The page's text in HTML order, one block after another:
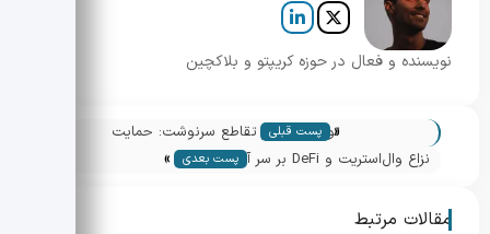
نویسنده و فعال در حوزه کریپتو و بلاکچین
« پست قبلی
تون کوین در تقاطع سرنوشت: حمایت
1.6025 آیا نقطه بازگشت است؟ نزاع وال‌استریت و DeFi بر سر آینده سهام
پست بعدی »
مقالات مرتبط